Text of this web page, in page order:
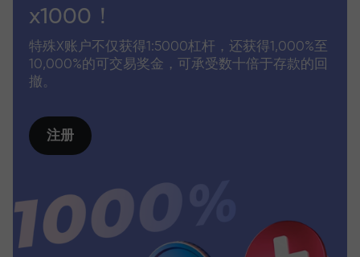
x1000！
特殊X账户不仅获得1:5000杠杆，还获得1,000%至
10,000%的可交易奖金，可承受数十倍于存款的回
撤。
注册